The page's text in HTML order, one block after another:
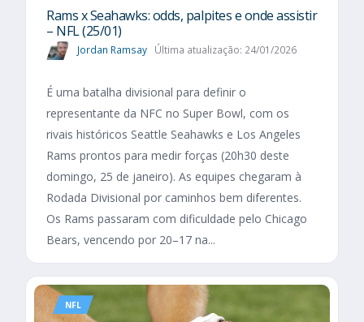
Rams x Seahawks: odds, palpites e onde assistir
– NFL (25/01)
Jordan Ramsay Última atualização: 24/01/2026
É uma batalha divisional para definir o
representante da NFC no Super Bowl, com os
rivais históricos Seattle Seahawks e Los Angeles
Rams prontos para medir forças (20h30 deste
domingo, 25 de janeiro). As equipes chegaram à
Rodada Divisional por caminhos bem diferentes.
Os Rams passaram com dificuldade pelo Chicago
Bears, vencendo por 20–17 na...
NFL